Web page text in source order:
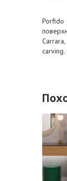
Porfido
carving.